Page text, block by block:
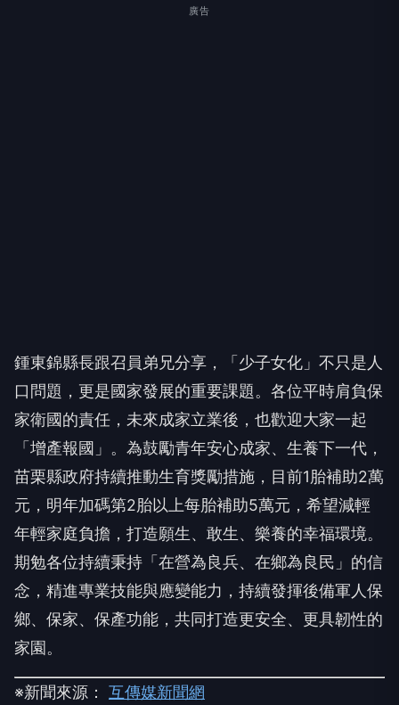
廣告
鍾東錦縣長跟召員弟兄分享，「少子女化」不只是人
口問題，更是國家發展的重要課題。各位平時肩負保
家衛國的責任，未來成家立業後，也歡迎大家一起
「增產報國」。為鼓勵青年安心成家、生養下一代，
苗栗縣政府持續推動生育獎勵措施，目前1胎補助2萬
元，明年加碼第2胎以上每胎補助5萬元，希望減輕
年輕家庭負擔，打造願生、敢生、樂養的幸福環境。
期勉各位持續秉持「在營為良兵、在鄉為良民」的信
念，精進專業技能與應變能力，持續發揮後備軍人保
鄉、保家、保產功能，共同打造更安全、更具韌性的
家園。
※新聞來源： 互傳媒新聞網